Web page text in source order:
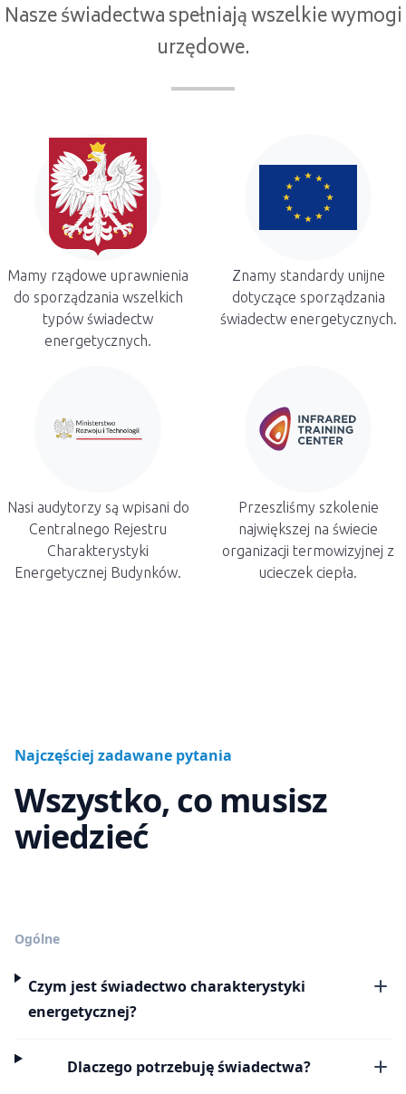
Nasze świadectwa spełniają wszelkie wymogi
urzędowe.
Mamy rządowe uprawnienia
do sporządzania wszelkich
typów świadectw
energetycznych.
Znamy standardy unijne
dotyczące sporządzania
świadectw energetycznych.
Nasi audytorzy są wpisani do
Centralnego Rejestru
Charakterystyki
Energetycznej Budynków.
Przeszliśmy szkolenie
największej na świecie
organizacji termowizyjnej z
ucieczek ciepła.
Najczęściej zadawane pytania
Wszystko, co musisz
wiedzieć
Ogólne
Czym jest świadectwo charakterystyki
energetycznej?
Dlaczego potrzebuję świadectwa?